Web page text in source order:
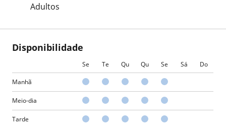
Adultos
Disponibilidade
Se Te Qu Qu Se Sá Do
Manhã
Meio-dia
Tarde